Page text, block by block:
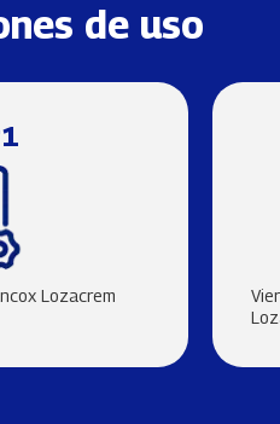
de uso
Lozacrem